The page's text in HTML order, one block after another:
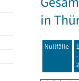
in
Nullfälle
1
-